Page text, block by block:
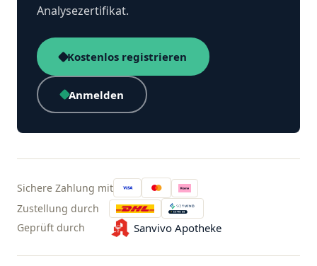
Analysezertifikat.
Kostenlos registrieren
Anmelden
Sichere Zahlung mit
Zustellung durch
Geprüft durch
Sanvivo Apotheke